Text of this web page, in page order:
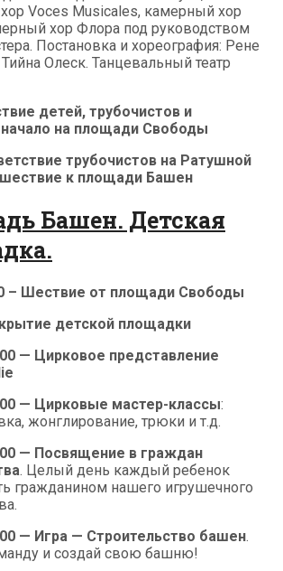
Voces Musicales, камерный хор
хор Флора под руководством
Постановка и хореография: Рене
Олеск. Танцевальный театр
детей, трубочистов и
начало на площади Свободы
трубочистов на Ратушной
к площади Башен
Башен. Детская
– Шествие от площади Свободы
детской площадки
— Цирковое представление
— Цирковые мастер-классы:
жонглирование, трюки и т.д.
— Посвящение в граждан
. Целый день каждый ребенок
гражданином нашего игрушечного
— Игра — Строительство башен.
и создай свою башню!